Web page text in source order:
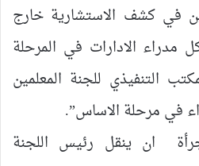
في كشف الاستشارية خارج
مدراء الادارات في المرحلة
التنفيذي للجنة المعلمين
في مرحلة الاساس”.
ان ينقل رئيس اللجنة